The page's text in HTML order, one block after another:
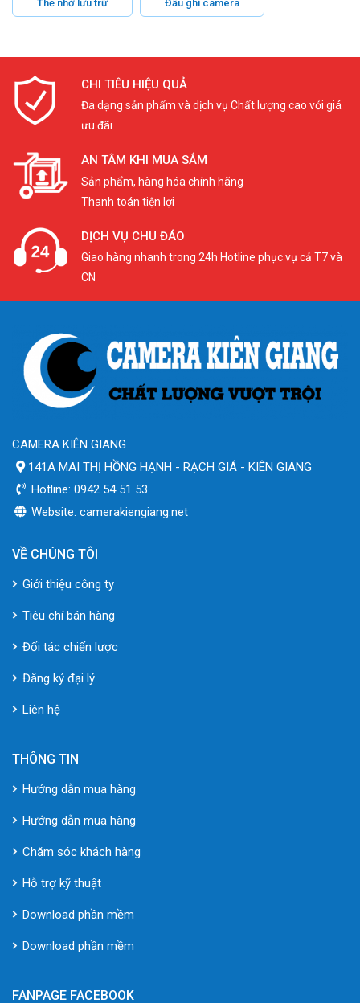
Thẻ nhớ lưu trữ Đầu ghi camera
CHI TIÊU HIỆU QUẢ
Đa dạng sản phẩm và dịch vụ Chất lượng cao với giá
ưu đãi
AN TÂM KHI MUA SẮM
Sản phẩm, hàng hóa chính hãng
Thanh toán tiện lợi
DỊCH VỤ CHU ĐÁO
Giao hàng nhanh trong 24h Hotline phục vụ cả T7 và
CN
CAMERA KIÊN GIANG
141A MAI THỊ HỒNG HẠNH - RẠCH GIÁ - KIÊN GIANG
Hotline: 0942 54 51 53
Website: camerakiengiang.net
VỀ CHÚNG TÔI
Giới thiệu công ty
Tiêu chí bán hàng
Đối tác chiến lược
Đăng ký đại lý
Liên hệ
THÔNG TIN
Hướng dẫn mua hàng
Hướng dẫn mua hàng
Chăm sóc khách hàng
Hỗ trợ kỹ thuật
Download phần mềm
Download phần mềm
FANPAGE FACEBOOK